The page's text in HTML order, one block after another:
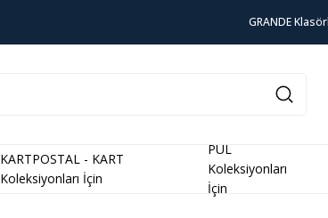
GRANDE
KARTPOSTAL - KART
Koleksiyonları İçin
PUL
Koleksiyonları
İçin